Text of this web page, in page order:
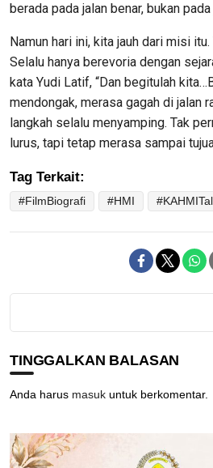
berada pada jalan benar, bukan
Namun hari ini, kita jauh dari misi
Selalu hanya berevoria dengan
kata Yudi Latif, “Dan begitulah
mendongak, merasa gagah di jalan
langkah selalu menyamping. Tak
lurus, tapi tetap merasa sampai
Tag Terkait:
#FilmBiografi #HMI
TINGGALKAN BALASAN
Anda harus masuk untuk berkomentar.